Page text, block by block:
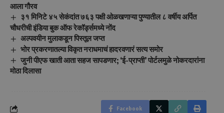
आला गौरव
३१ मिनिटे ४५ सेकंदांत ७६३ पक्षी ओळखणाऱ्या पुण्यातील ८ वर्षीय अर्पित
चौधरीची इंडिया बुक ऑफ रेकॉर्ड्समध्ये नोंद
अल्पवयीन मुलाकडून पिस्तूल जप्त
भोर प्रकरणातल्या विकृत नराधमाचं हादरवणारं सत्य समोर
जुनी पीएफ खाती आता सहज सापडणार; ‘ई-प्राप्ती’ पोर्टलमुळे नोकरदारांना
मोठा दिलासा
Facebook